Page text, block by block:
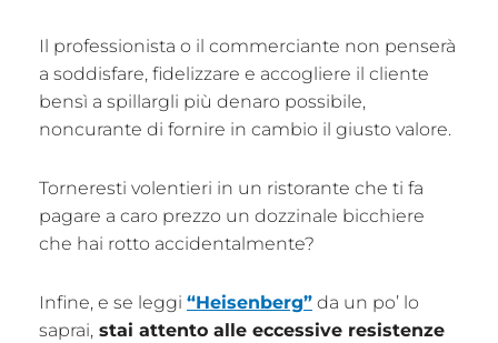
Il professionista o il commerciante non penserà
a soddisfare, fidelizzare e accogliere il cliente
bensì a spillargli più denaro possibile,
noncurante di fornire in cambio il giusto valore.
Torneresti volentieri in un ristorante che ti fa
pagare a caro prezzo un dozzinale bicchiere
che hai rotto accidentalmente?
Infine, e se leggi “Heisenberg” da un po’ lo
saprai, stai attento alle eccessive resistenze